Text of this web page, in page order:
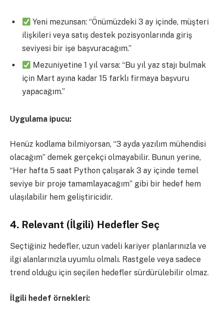
Yeni mezunsan: “Önümüzdeki 3 ay içinde, müşteri
ilişkileri veya satış destek pozisyonlarında giriş
seviyesi bir işe başvuracağım.”
Mezuniyetine 1 yıl varsa: “Bu yıl yaz stajı bulmak
için Mart ayına kadar 15 farklı firmaya başvuru
yapacağım.”
Uygulama ipucu:
Henüz kodlama bilmiyorsan, “3 ayda yazılım mühendisi
olacağım” demek gerçekçi olmayabilir. Bunun yerine,
“Her hafta 5 saat Python çalışarak 3 ay içinde temel
seviye bir proje tamamlayacağım” gibi bir hedef hem
ulaşılabilir hem geliştiricidir.
4. Relevant (İlgili) Hedefler Seç
Seçtiğiniz hedefler, uzun vadeli kariyer planlarınızla ve
ilgi alanlarınızla uyumlu olmalı. Rastgele veya sadece
trend olduğu için seçilen hedefler sürdürülebilir olmaz.
İlgili hedef örnekleri: